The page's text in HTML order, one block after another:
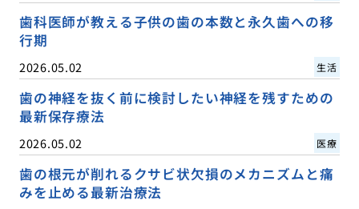
歯科医師が教える子供の歯の本数と永久歯への移
行期
2026.05.02 生活
歯の神経を抜く前に検討したい神経を残すための
最新保存療法
2026.05.02 医療
歯の根元が削れるクサビ状欠損のメカニズムと痛
みを止める最新治療法